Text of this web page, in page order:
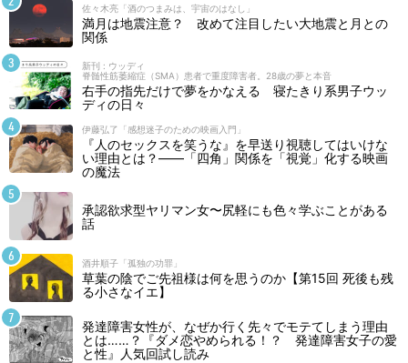
佐々木亮「酒のつまみは、宇宙のはなし」
満月は地震注意？ 改めて注目したい大地震と月との
関係
新刊 : ウッディ
脊髄性筋萎縮症（SMA）患者で重度障害者。28歳の夢と本音
右手の指先だけで夢をかなえる 寝たきり系男子ウッ
ディの日々
伊藤弘了「感想迷子のための映画入門」
『人のセックスを笑うな』を早送り視聴してはいけな
い理由とは？――「四角」関係を「視覚」化する映画
の魔法
承認欲求型ヤリマン女〜尻軽にも色々学ぶことがある
話
酒井順子「孤独の功罪」
草葉の陰でご先祖様は何を思うのか【第15回 死後も残
る小さなイエ】
発達障害女性が、なぜか行く先々でモテてしまう理由
とは……？『ダメ恋やめられる！？ 発達障害女子の愛
と性』人気回試し読み